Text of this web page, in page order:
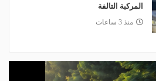
المركبة التالفة
منذ 3 ساعات